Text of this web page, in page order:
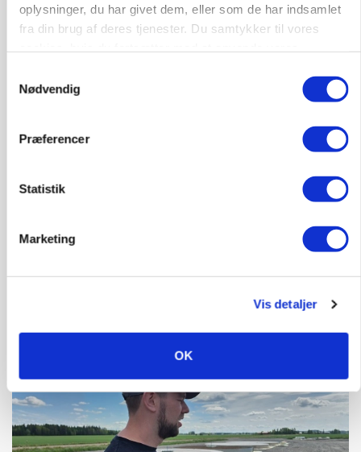
oplysninger, du har givet dem, eller som de har indsamlet
fra din brug af deres tjenester. Du samtykker til vores
Nødvendig
Præferencer
Statistik
Marketing
Vis detaljer
OK
MASKINER
Krone åbner XDisc for John Deere og New